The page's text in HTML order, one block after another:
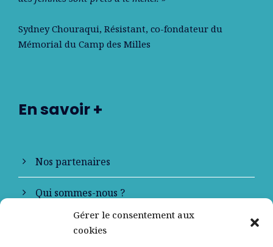
Gérer le consentement aux
cookies
Sydney Chouraqui, Résistant, co-fondateur du
Mémorial du Camp des Milles
En savoir +
Nos partenaires
Qui sommes-nous ?
Contactez-nous